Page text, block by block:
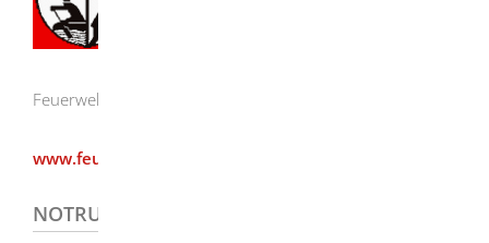
Feuerwehr Herbrechtingen
www.feuerwehr-herbrechtingen.de
NOTRUF / ÜBERFALL 110